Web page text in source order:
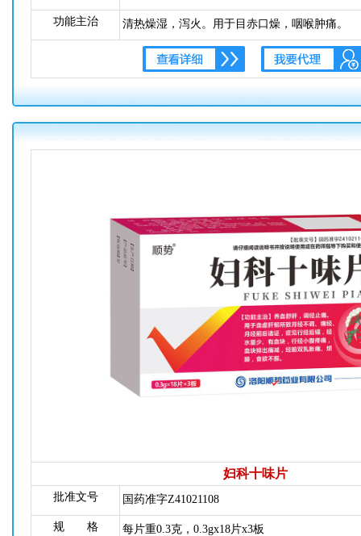
功能主治 清热燥湿，泻火。用于目赤口燥，咽喉肿痛。
妇科十味片
批准文号 国药准字Z41021108
规 格 每片重0.3克，0.3gx18片x3板